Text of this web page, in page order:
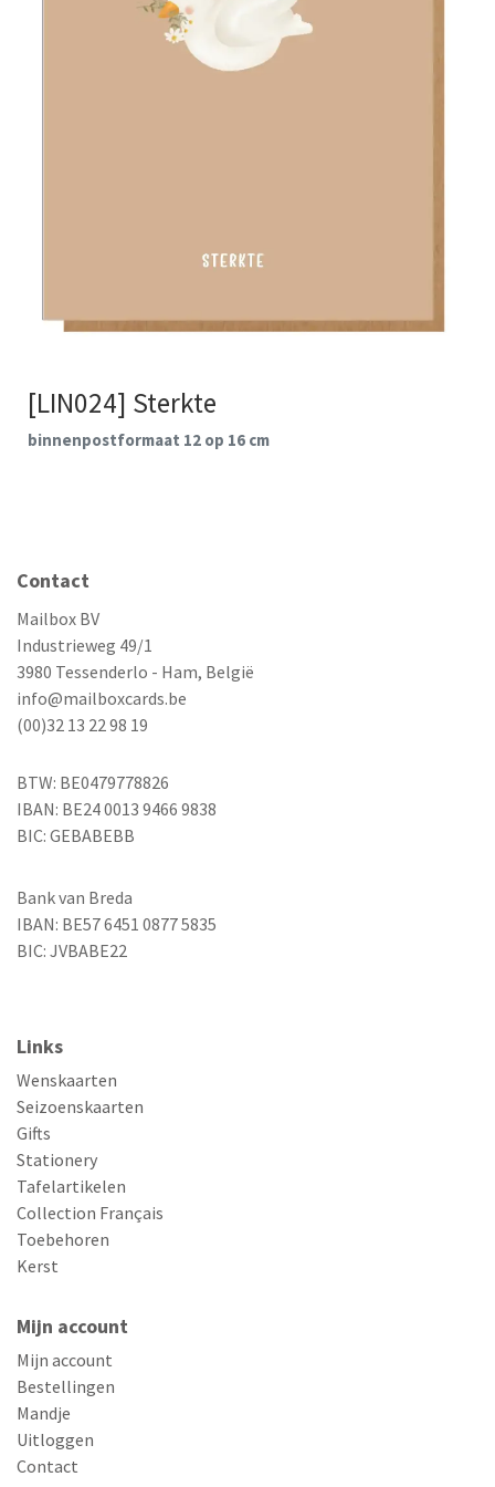
[LIN024] Sterkte
binnenpostformaat 12 op 16 cm
Contact
Mailbox BV
Industrieweg 49/1
3980 Tessenderlo - Ham, België
info@mailboxcards.be
(00)32 13 22 98 19
BTW: BE0479778826
IBAN: BE24 0013 9466 9838
BIC: GEBABEBB
Bank van Breda
IBAN: BE57 6451 0877 5835
BIC: JVBABE22
Links
Wenskaarten
Seizoenskaarten
Gifts
Stationery
Tafelartikelen
Collection Français
Toebehoren
Kerst
Mijn account
Mijn account
Bestellingen
Mandje
Uitloggen
Contact